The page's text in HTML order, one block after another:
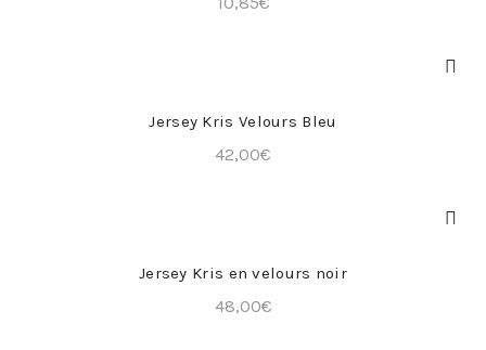
Jersey Kris Velours Bleu
42,00€
Jersey Kris en velours noir
48,00€